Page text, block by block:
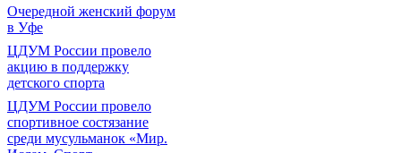
Очередной женский форум
в Уфе
ЦДУМ России провело
акцию в поддержку
детского спорта
ЦДУМ России провело
спортивное состязание
среди мусульманок «Мир.